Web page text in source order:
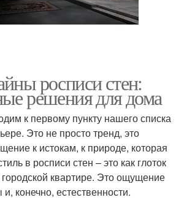
росписи стен:
решения для дома
к первому пункту нашего списка
Это не просто тренд, это
к истокам, к природе, которая
в росписи стен – это как глоток
квартире. Это ощущение
и, конечно, естественности.